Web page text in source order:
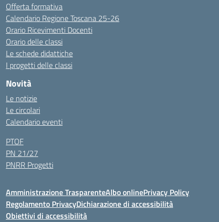
Offerta formativa
Calendario Regione Toscana 25-26
Orario Ricevimenti Docenti
Orario delle classi
Le schede didattiche
I progetti delle classi
Novità
Le notizie
Le circolari
Calendario eventi
PTOF
PN 21/27
PNRR Progetti
Amministrazione TrasparenteAlbo onlinePrivacy Policy
Regolamento PrivacyDichiarazione di accessibilità
Obiettivi di accessibilità